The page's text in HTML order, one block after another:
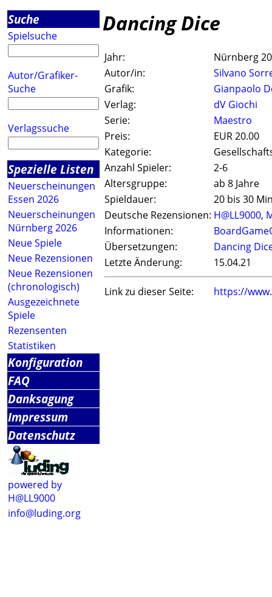
Suche
Spielsuche
Autor/Grafiker-
Suche
Verlagssuche
Spezielle Listen
Neuerscheinungen
Essen 2026
Neuerscheinungen
Nürnberg 2026
Neue Spiele
Neue Rezensionen
Neue Rezensionen
(chronologisch)
Ausgezeichnete
Spiele
Rezensenten
Statistiken
Konfiguration
FAQ
Danksagung
Impressum
Datenschutz
powered by
H@LL9000
info@luding.org
Dancing Dice
Jahr:
Nürnberg
Autor/in:
Silvano
Grafik:
Gianpaolo
Verlag:
dV Giochi
Serie:
Maestro
Preis:
EUR 20.00
Kategorie:
Anzahl Spieler:
2-6
Altersgruppe:
ab 8 Jahre
Spieldauer:
20 bis 30
Deutsche Rezensionen: H@LL9000,
Informationen:
Übersetzungen:
Dancing
Letzte Änderung:
15.04.21
Link zu dieser Seite: https://